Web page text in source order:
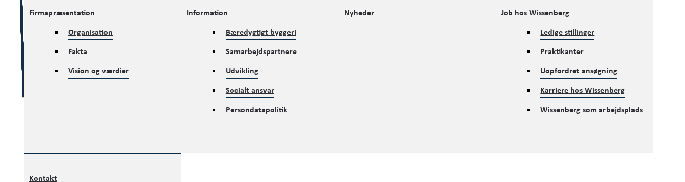
Firmapræsentation
Organisation
Fakta
Vision og værdier
Information
Bæredygtigt byggeri
Samarbejdspartnere
Udvikling
Socialt ansvar
Persondatapolitik
Nyheder Job hos Wissenberg
Ledige stillinger
Praktikanter
Uopfordret ansøgning
Karriere hos Wissenberg
Wissenberg som arbejdsplads
Kontakt